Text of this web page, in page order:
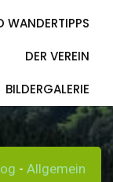
WANDERTIPPS
DER VEREIN
BILDERGALERIE
- Allgemein